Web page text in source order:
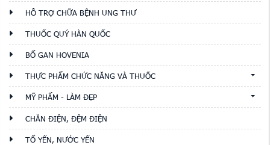
HỖ TRỢ CHỮA BỆNH UNG THƯ
THUỐC QUÝ HÀN QUỐC
BỔ GAN HOVENIA
THỰC PHẨM CHỨC NĂNG VÀ THUỐC
MỸ PHẨM - LÀM ĐẸP
CHĂN ĐIỆN, ĐỆM ĐIỆN
TỔ YẾN, NƯỚC YẾN